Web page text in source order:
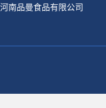
河南品曼食品有限公司